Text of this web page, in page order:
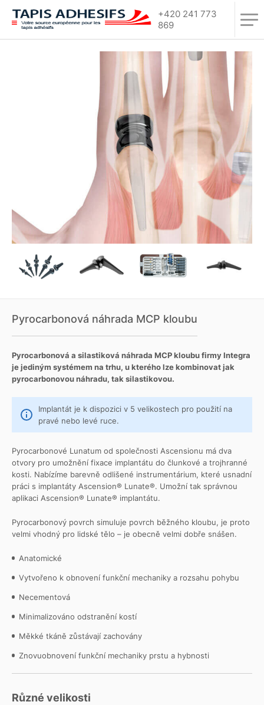
+420 241 773
869
Pyrocarbonová náhrada MCP kloubu
Pyrocarbonová a silastiková náhrada MCP kloubu firmy Integra
je jediným systémem na trhu, u kterého lze kombinovat jak
pyrocarbonovou náhradu, tak silastikovou.
Implantát je k dispozici v 5 velikostech pro použití na
pravé nebo levé ruce.
Pyrocarbonové Lunatum od společnosti Ascensionu má dva
otvory pro umožnění fixace implantátu do člunkové a trojhranné
kosti. Nabízíme barevně odlišené instrumentárium, které usnadní
práci s implantáty Ascension® Lunate®. Umožní tak správnou
aplikaci Ascension® Lunate® implantátu.
Pyrocarbonový povrch simuluje povrch běžného kloubu, je proto
velmi vhodný pro lidské tělo – je obecně velmi dobře snášen.
Anatomické
Vytvořeno k obnovení funkční mechaniky a rozsahu pohybu
Necementová
Minimalizováno odstranění kostí
Měkké tkáně zůstávají zachovány
Znovuobnovení funkční mechaniky prstu a hybnosti
Různé velikosti